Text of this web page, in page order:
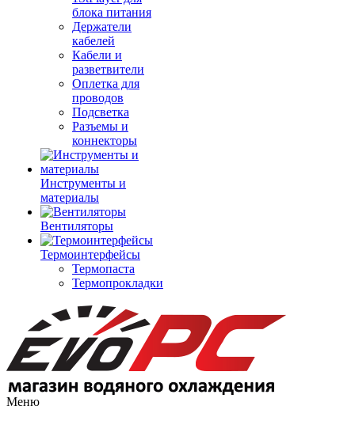
блока питания
Держатели
кабелей
Кабели и
разветвители
Оплетка для
проводов
Подсветка
Разъемы и
коннекторы
Инструменты и
материалы
Вентиляторы
Термоинтерфейсы
Термопаста
Термопрокладки
Меню